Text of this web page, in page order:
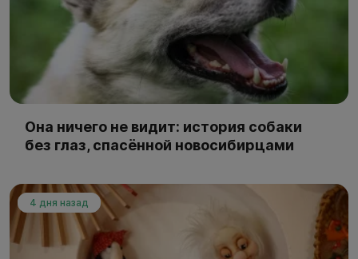
Она ничего не видит: история собаки
без глаз, спасённой новосибирцами
4 дня назад